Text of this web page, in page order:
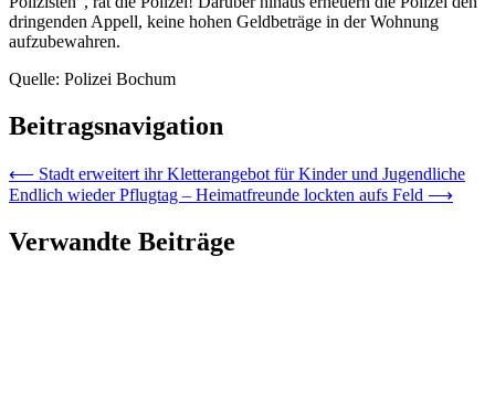
dringenden Appell, keine hohen Geldbeträge in der Wohnung
aufzubewahren.
Quelle: Polizei Bochum
Beitragsnavigation
⟵ Stadt erweitert ihr Kletterangebot für Kinder und Jugendliche
Endlich wieder Pflugtag – Heimatfreunde lockten aufs Feld ⟶
Verwandte Beiträge